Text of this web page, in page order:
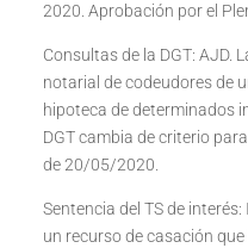
2020. Aprobación por el
Consultas de la DGT: AJD.
notarial de codeudores de
hipoteca de determinados
DGT cambia de criterio
de 20/05/2020.
Sentencia del TS de
un recurso de casación